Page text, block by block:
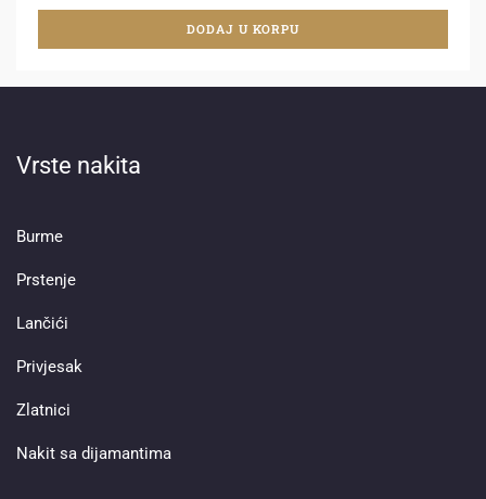
DODAJ U KORPU
Vrste nakita
Burme
Prstenje
Lančići
Privjesak
Zlatnici
Nakit sa dijamantima